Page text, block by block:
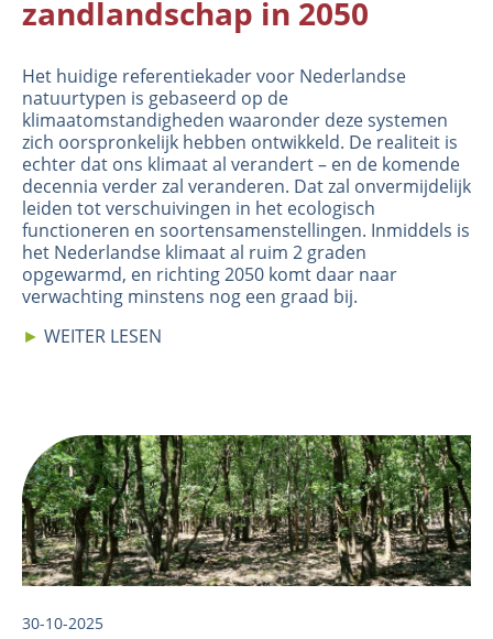
zandlandschap in 2050
Het huidige referentiekader voor Nederlandse
natuurtypen is gebaseerd op de
klimaatomstandigheden waaronder deze systemen
zich oorspronkelijk hebben ontwikkeld. De realiteit is
echter dat ons klimaat al verandert – en de komende
decennia verder zal veranderen. Dat zal onvermijdelijk
leiden tot verschuivingen in het ecologisch
functioneren en soortensamenstellingen. Inmiddels is
het Nederlandse klimaat al ruim 2 graden
opgewarmd, en richting 2050 komt daar naar
verwachting minstens nog een graad bij.
► WEITER LESEN
Image
30-10-2025